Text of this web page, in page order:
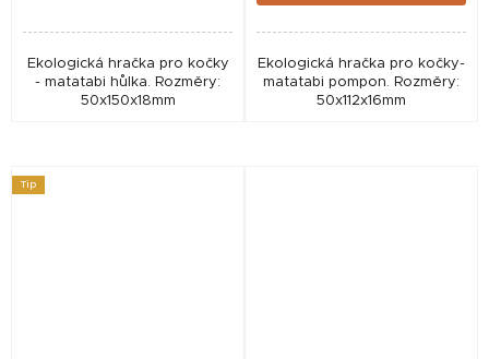
Ekologická hračka pro kočky
- matatabi hůlka. Rozměry:
50x150x18mm
Ekologická hračka pro kočky-
matatabi pompon. Rozměry:
50x112x16mm
Tip